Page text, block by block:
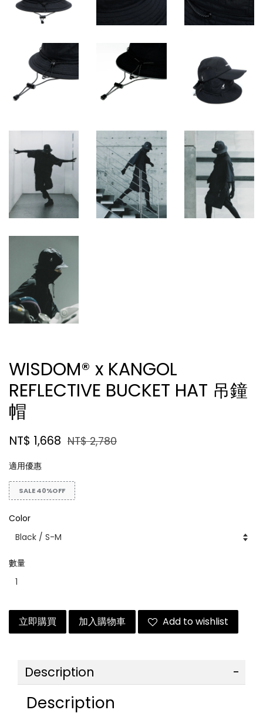
WISDOM® x KANGOL
REFLECTIVE BUCKET HAT 吊鐘
帽
NT$ 1,668 NT$ 2,780
適用優惠
SALE 40%OFF
Color
數量
立即購買 加入購物車 Add to wishlist
Description
Description